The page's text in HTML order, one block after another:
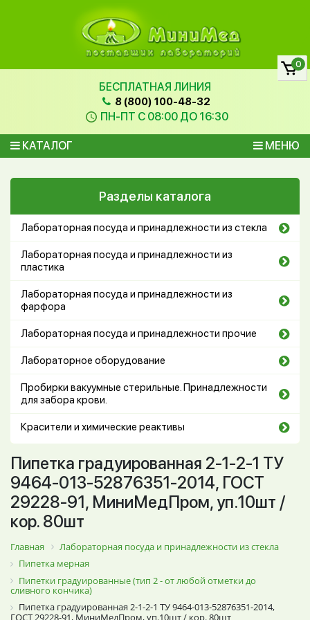
БЕСПЛАТНАЯ ЛИНИЯ
8 (800) 100-48-32
ПН-ПТ С 08:00 ДО 16:30
КАТАЛОГ МЕНЮ
0
Разделы каталога
Лабораторная посуда и принадлежности из стекла
Лабораторная посуда и принадлежности из
пластика
Лабораторная посуда и принадлежности из
фарфора
Лабораторная посуда и принадлежности прочие
Лабораторное оборудование
Пробирки вакуумные стерильные. Принадлежности
для забора крови.
Красители и химические реактивы
Пипетка градуированная 2-1-2-1 ТУ
9464-013-52876351-2014, ГОСТ
29228-91, МиниМедПром, уп.10шт /
кор. 80шт
Главная
Лабораторная посуда и принадлежности из стекла
Пипетка мерная
Пипетки градуированные (тип 2 - от любой отметки до
сливного кончика)
Пипетка градуированная 2-1-2-1 ТУ 9464-013-52876351-2014,
ГОСТ 29228-91, МиниМедПром, уп.10шт / кор. 80шт